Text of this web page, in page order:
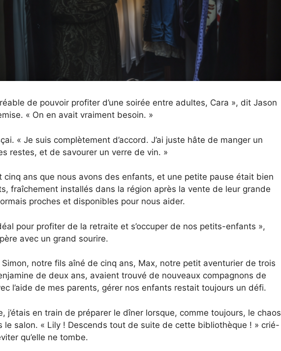
de pouvoir profiter d’une soirée entre adultes, Cara », dit Jason
« On en avait vraiment besoin. »
« Je suis complètement d’accord. J’ai juste hâte de manger un
restes, et de savourer un verre de vin. »
cinq ans que nous avons des enfants, et une petite pause était bien
fraîchement installés dans la région après la vente de leur grande
proches et disponibles pour nous aider.
pour profiter de la retraite et s’occuper de nos petits-enfants »,
avec un grand sourire.
notre fils aîné de cinq ans, Max, notre petit aventurier de trois
de deux ans, avaient trouvé de nouveaux compagnons de
l’aide de mes parents, gérer nos enfants restait toujours un défi.
j’étais en train de préparer le dîner lorsque, comme toujours, le chaos
le salon. « Lily ! Descends tout de suite de cette bibliothèque ! » crié-
qu’elle ne tombe.